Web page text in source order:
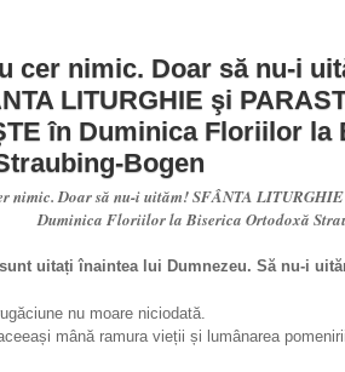
cer nimic. Doar să nu-i
LITURGHIE şi
în Duminica Floriilor la
Bogen
nimic. Doar să nu-i uităm! SFÂNTA
Duminica Floriilor la Biserica Ortodoxă
uitați înaintea lui Dumnezeu. Să nu-i
nu moare niciodată.
mână ramura vieții și lumânarea